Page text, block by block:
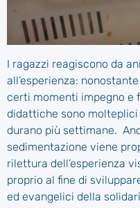
I ragazzi reagiscono da
all’esperienza:
certi momenti impegno e
didattiche sono
durano più settimane.
sedimentazione viene
rilettura dell’esperienza
proprio al fine di
ed evangelici della